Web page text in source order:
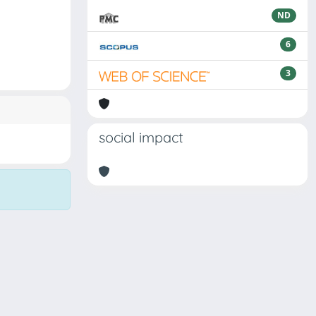
ND
6
3
social impact